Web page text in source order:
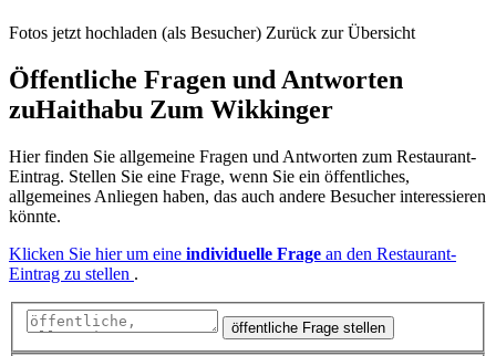
Fotos jetzt hochladen (als Besucher) Zurück zur Übersicht
Öffentliche Fragen und Antworten
zuHaithabu Zum Wikkinger
Hier finden Sie allgemeine Fragen und Antworten zum Restaurant-
Eintrag. Stellen Sie eine Frage, wenn Sie ein öffentliches,
allgemeines Anliegen haben, das auch andere Besucher interessieren
könnte.
Klicken Sie hier um eine individuelle Frage an den Restaurant-
Eintrag zu stellen .
öffentliche Frage stellen